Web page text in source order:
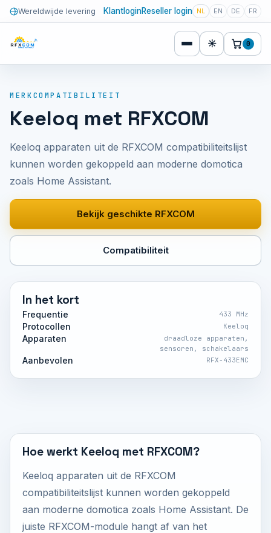
Wereldwijde levering KlantloginReseller login NL EN DE FR
☀ 0
MERKCOMPATIBILITEIT
Keeloq met RFXCOM
Keeloq apparaten uit de RFXCOM compatibiliteitslijst
kunnen worden gekoppeld aan moderne domotica
zoals Home Assistant.
Bekijk geschikte RFXCOM
Compatibiliteit
In het kort
Frequentie 433 MHz
Protocollen Keeloq
Apparaten
draadloze apparaten,
sensoren, schakelaars
Aanbevolen RFX-433EMC
Hoe werkt Keeloq met RFXCOM?
Keeloq apparaten uit de RFXCOM
compatibiliteitslijst kunnen worden gekoppeld
aan moderne domotica zoals Home Assistant. De
juiste RFXCOM-module hangt af van het